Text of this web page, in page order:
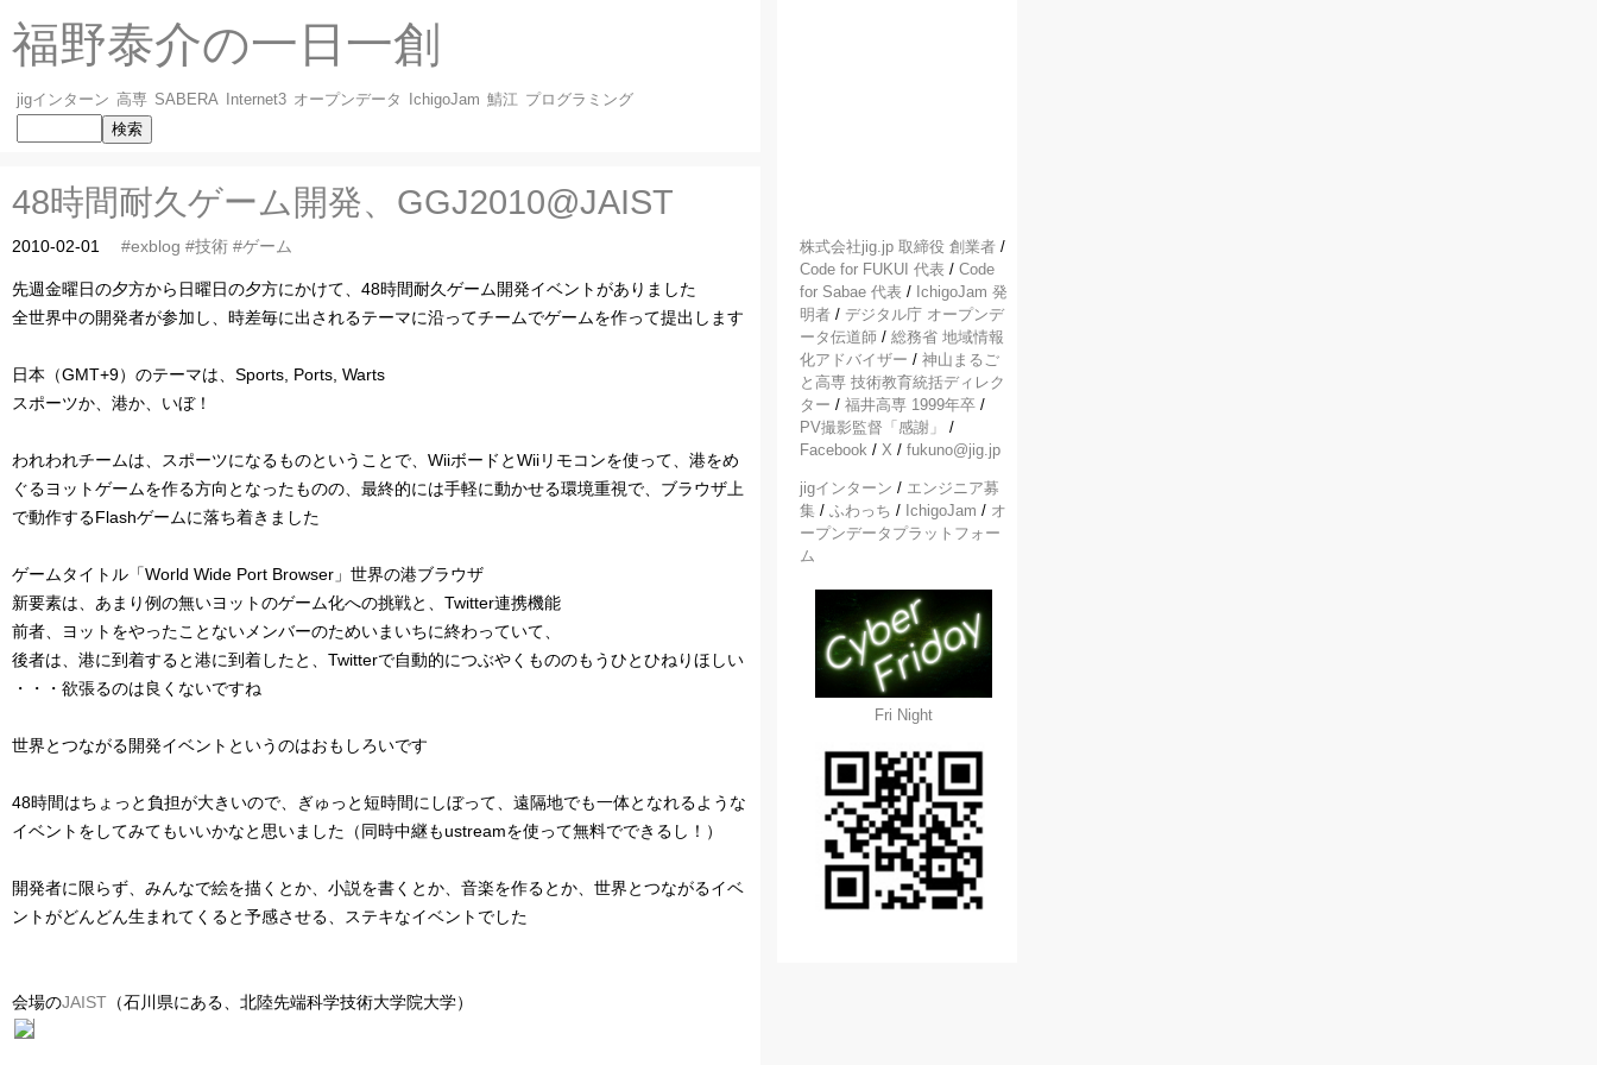
福野泰介の一日一創
jigインターン 高専 SABERA Internet3 オープンデータ IchigoJam 鯖江 プログラミング
48時間耐久ゲーム開発、GGJ2010@JAIST
2010-02-01 #exblog #技術 #ゲーム
先週金曜日の夕方から日曜日の夕方にかけて、48時間耐久ゲーム開発イベントがありました
全世界中の開発者が参加し、時差毎に出されるテーマに沿ってチームでゲームを作って提出します
日本（GMT+9）のテーマは、Sports, Ports, Warts
スポーツか、港か、いぼ！
われわれチームは、スポーツになるものということで、WiiボードとWiiリモコンを使って、港をめ
ぐるヨットゲームを作る方向となったものの、最終的には手軽に動かせる環境重視で、ブラウザ上
で動作するFlashゲームに落ち着きました
ゲームタイトル「World Wide Port Browser」世界の港ブラウザ
新要素は、あまり例の無いヨットのゲーム化への挑戦と、Twitter連携機能
前者、ヨットをやったことないメンバーのためいまいちに終わっていて、
後者は、港に到着すると港に到着したと、Twitterで自動的につぶやくもののもうひとひねりほしい
・・・欲張るのは良くないですね
世界とつながる開発イベントというのはおもしろいです
48時間はちょっと負担が大きいので、ぎゅっと短時間にしぼって、遠隔地でも一体となれるような
イベントをしてみてもいいかなと思いました（同時中継もustreamを使って無料でできるし！）
開発者に限らず、みんなで絵を描くとか、小説を書くとか、音楽を作るとか、世界とつながるイベ
ントがどんどん生まれてくると予感させる、ステキなイベントでした
会場のJAIST （石川県にある、北陸先端科学技術大学院大学）
株式会社jig.jp 取締役 創業者 /
Code for FUKUI 代表 / Code
for Sabae 代表 / IchigoJam 発
明者 / デジタル庁 オープンデ
ータ伝道師 / 総務省 地域情報
化アドバイザー / 神山まるご
と高専 技術教育統括ディレク
ター / 福井高専 1999年卒 /
PV撮影監督「感謝」
/
Facebook / X / fukuno@jig.jp
jigインターン / エンジニア募
集 / ふわっち / IchigoJam / オ
ープンデータプラットフォー
ム
Fri Night